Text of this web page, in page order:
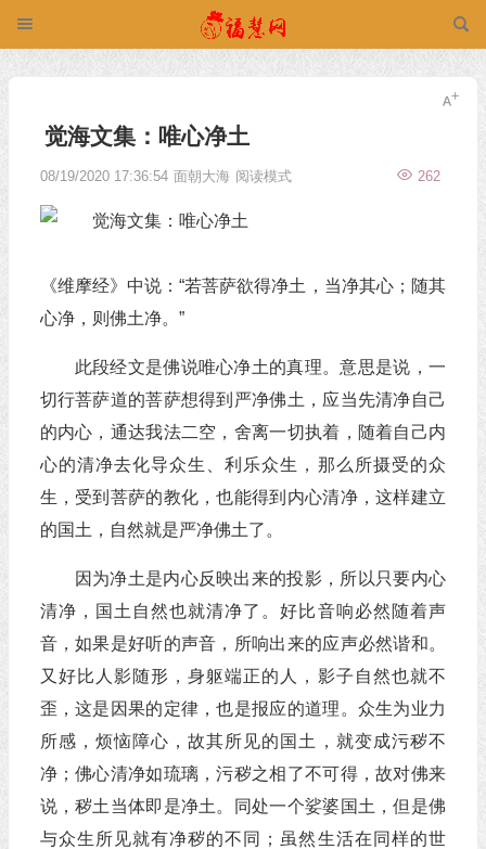
觉海文集：唯心净土
08/19/2020 17:36:54 面朝大海 262
阅读模式
《维摩经》中说：“若菩萨欲得净土，当净其心；随其
心净，则佛土净。”
此段经文是佛说唯心净土的真理。意思是说，一
切行菩萨道的菩萨想得到严净佛土，应当先清净自己
的内心，通达我法二空，舍离一切执着，随着自己内
心的清净去化导众生、利乐众生，那么所摄受的众
生，受到菩萨的教化，也能得到内心清净，这样建立
的国土，自然就是严净佛土了。
因为净土是内心反映出来的投影，所以只要内心
清净，国土自然也就清净了。好比音响必然随着声
音，如果是好听的声音，所响出来的应声必然谐和。
又好比人影随形，身躯端正的人，影子自然也就不
歪，这是因果的定律，也是报应的道理。众生为业力
所感，烦恼障心，故其所见的国土，就变成污秽不
净；佛心清净如琉璃，污秽之相了不可得，故对佛来
说，秽土当体即是净土。同处一个娑婆国土，但是佛
与众生所见就有净秽的不同；虽然生活在同样的世